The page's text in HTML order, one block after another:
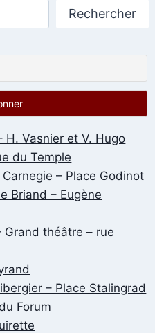
Rechercher
H. Vasnier et V. Hugo
du Temple
– Place Godinot
Briand – Eugène
Grand théâtre – rue
– Place Stalingrad
Forum